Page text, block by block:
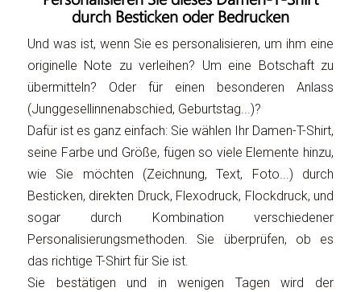
durch Besticken oder Bedrucken
Und was ist, wenn Sie es personalisieren, um ihm eine
originelle Note zu verleihen? Um eine Botschaft zu
übermitteln? Oder für einen besonderen Anlass
(Junggesellinnenabschied, Geburtstag...)?
Dafür ist es ganz einfach: Sie wählen Ihr Damen-T-Shirt,
seine Farbe und Größe, fügen so viele Elemente hinzu,
wie Sie möchten (Zeichnung, Text, Foto...) durch
Besticken, direkten Druck, Flexodruck, Flockdruck, und
sogar durch Kombination verschiedener
Personalisierungsmethoden. Sie überprüfen, ob es
das richtige T-Shirt für Sie ist.
Sie bestätigen und in wenigen Tagen wird der